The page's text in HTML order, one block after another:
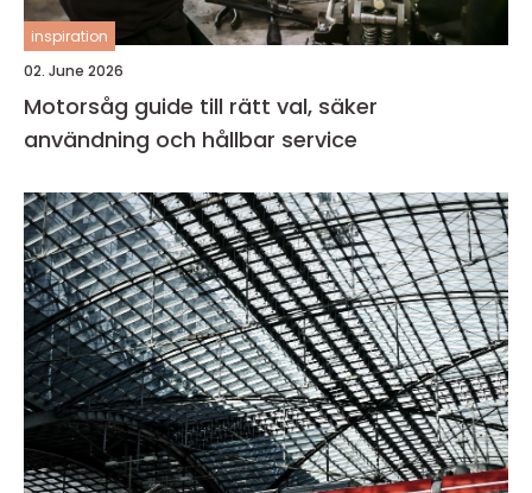
inspiration
02. June 2026
Motorsåg guide till rätt val, säker
användning och hållbar service